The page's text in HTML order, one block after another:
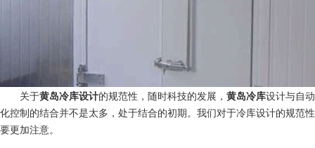
关于黄岛冷库设计的规范性，随时科技的发展， 黄岛冷库设计与自动
化控制的结合并不是太多，处于结合的初期。我们对于冷库设计的规范性
要更加注意。